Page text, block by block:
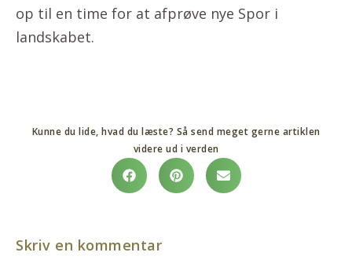
op til en time for at afprøve nye Spor i
landskabet.
Kunne du lide, hvad du læste? Så send meget gerne artiklen
videre ud i verden
Skriv en kommentar